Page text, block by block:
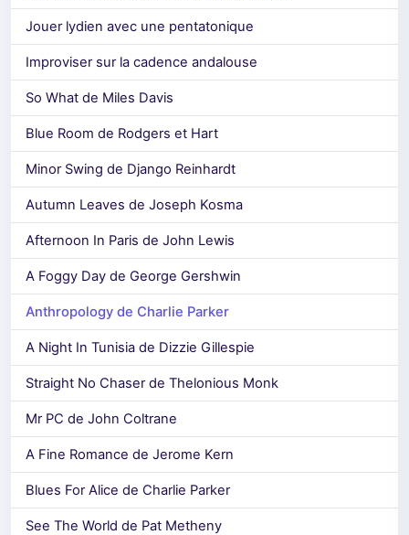
Jouer lydien avec une pentatonique
Improviser sur la cadence andalouse
So What de Miles Davis
Blue Room de Rodgers et Hart
Minor Swing de Django Reinhardt
Autumn Leaves de Joseph Kosma
Afternoon In Paris de John Lewis
A Foggy Day de George Gershwin
Anthropology de Charlie Parker
A Night In Tunisia de Dizzie Gillespie
Straight No Chaser de Thelonious Monk
Mr PC de John Coltrane
A Fine Romance de Jerome Kern
Blues For Alice de Charlie Parker
See The World de Pat Metheny